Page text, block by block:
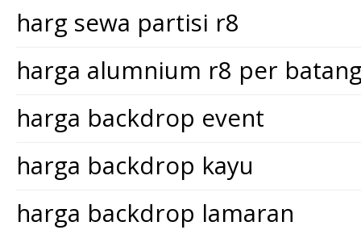
harg sewa partisi r8
harga alumnium r8 per
harga backdrop event
harga backdrop kayu
harga backdrop lamaran